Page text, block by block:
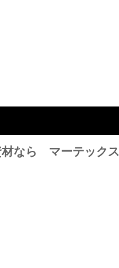
なら マーテックス